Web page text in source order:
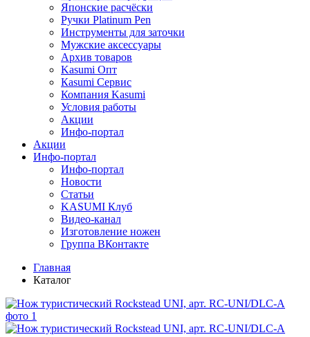
Японские расчёски
Ручки Platinum Pen
Инструменты для заточки
Мужские аксессуары
Архив товаров
Kasumi Опт
Кasumi Сервис
Компания Kasumi
Условия работы
Акции
Инфо-портал
Акции
Инфо-портал
Инфо-портал
Новости
Статьи
KASUMI Клуб
Видео-канал
Изготовление ножен
Группа ВКонтакте
Главная
Каталог